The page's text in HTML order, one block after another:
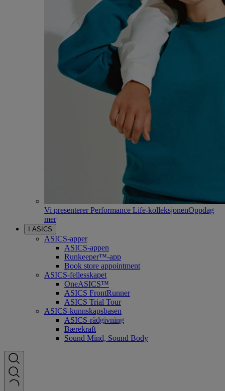
Vi presenterer Performance Life-kolleksjonenOppdag
mer
I ASICS
ASICS-apper
ASICS-appen
Runkeeper™-app
Book store appointment
ASICS-fellesskapet
OneASICS™
ASICS FrontRunner
ASICS Trial Tour
ASICS-kunnskapsbasen
ASICS-rådgivning
Bærekraft
Sound Mind, Sound Body